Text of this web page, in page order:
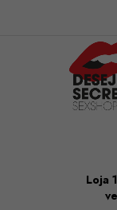
Loja